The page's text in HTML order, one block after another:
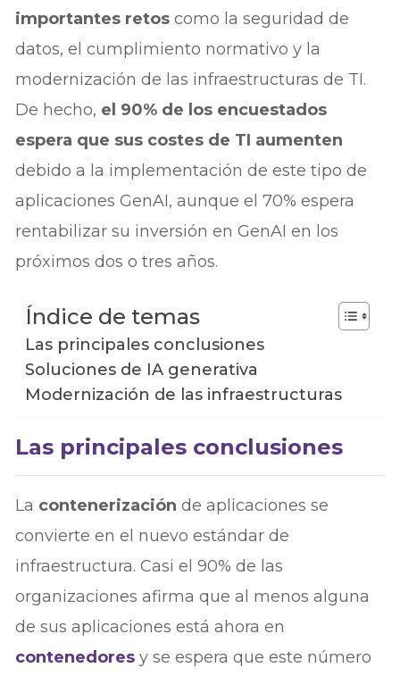
importantes retoscomo la seguridad de
datos, el cumplimiento normativo y la
modernización de las infraestructuras de TI.
De hecho, el 90% de los encuestados
espera que sus costes de TI aumenten
debido a la implementación de este tipo de
aplicaciones GenAI, aunque el 70% espera
rentabilizar su inversión en GenAI en los
próximos dos o tres años.
Índice de temas
Las principales conclusiones
Soluciones de IA generativa
Modernización de las infraestructuras
Las principales conclusiones
La contenerizaciónde aplicaciones se
convierte en el nuevo estándar de
infraestructura. Casi el 90% de las
organizaciones afirma que al menos alguna
de sus aplicaciones está ahora en
contenedores y se espera que este número